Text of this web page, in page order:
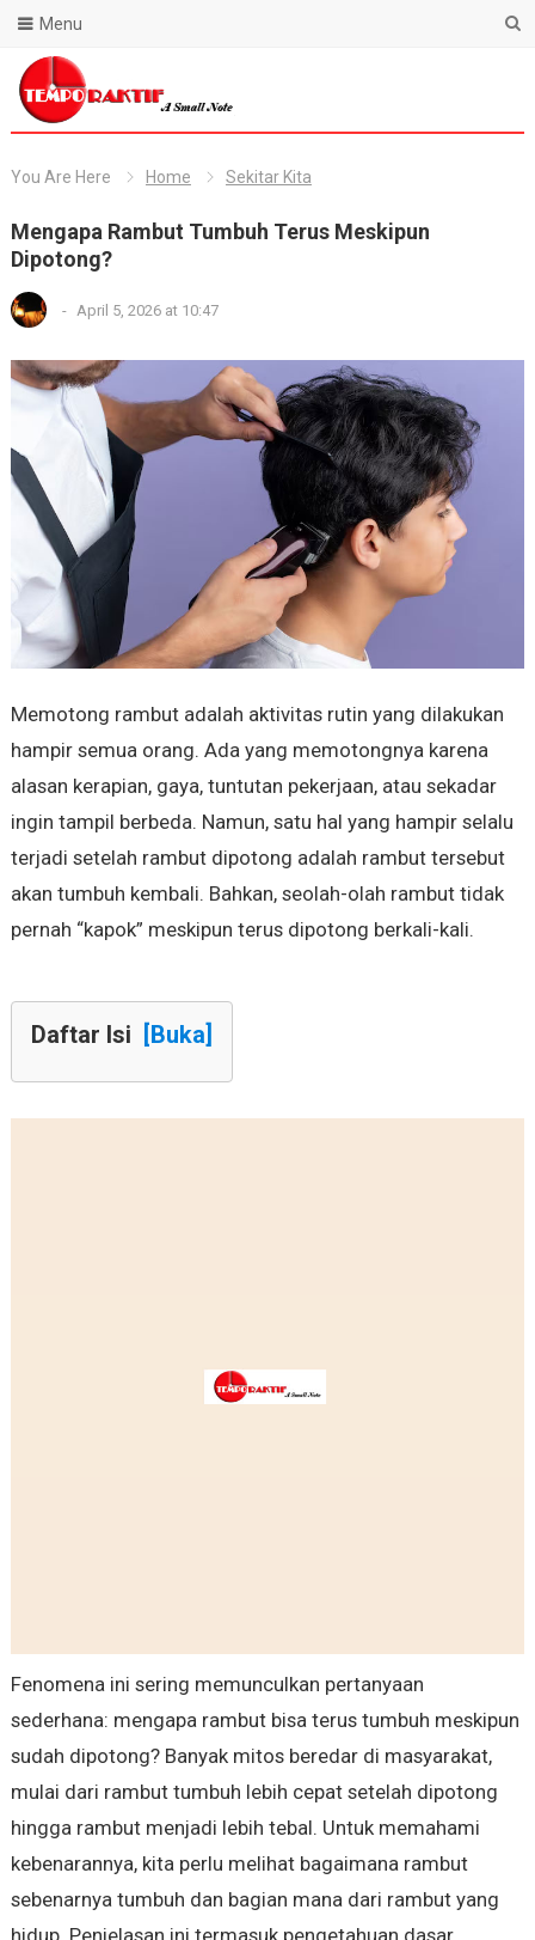
Blog Temporaktif
Menu
You Are Here Home Sekitar Kita
Mengapa Rambut Tumbuh Terus Meskipun
Dipotong?
- April 5, 2026 at 10:47
Memotong rambut adalah aktivitas rutin yang dilakukan
hampir semua orang. Ada yang memotongnya karena
alasan kerapian, gaya, tuntutan pekerjaan, atau sekadar
ingin tampil berbeda. Namun, satu hal yang hampir selalu
terjadi setelah rambut dipotong adalah rambut tersebut
akan tumbuh kembali. Bahkan, seolah-olah rambut tidak
pernah “kapok” meskipun terus dipotong berkali-kali.
Daftar Isi [Buka]
Fenomena ini sering memunculkan pertanyaan
sederhana: mengapa rambut bisa terus tumbuh meskipun
sudah dipotong? Banyak mitos beredar di masyarakat,
mulai dari rambut tumbuh lebih cepat setelah dipotong
hingga rambut menjadi lebih tebal. Untuk memahami
kebenarannya, kita perlu melihat bagaimana rambut
sebenarnya tumbuh dan bagian mana dari rambut yang